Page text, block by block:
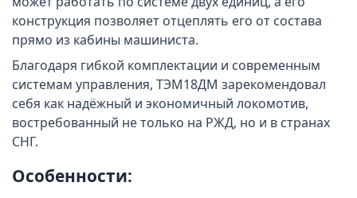
конструкция позволяет отцеплять его от состава
прямо из кабины машиниста.
Благодаря гибкой комплектации и современным
системам управления, ТЭМ18ДМ зарекомендовал
себя как надёжный и экономичный локомотив,
востребованный не только на РЖД, но и в странах
СНГ.
Особенности: